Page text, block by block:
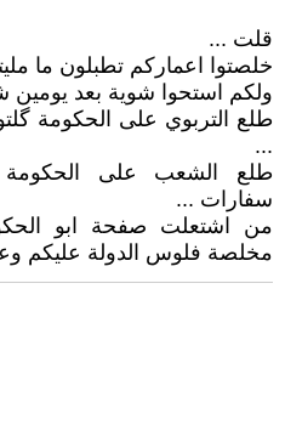
قلت ...
خلصتوا اعماركم تطبلون ما
ولكم استحوا شوية بعد يومين
طلع التربوي على الحكومة
...
طلع الشعب على الحكومة
سفارات ...
من اشتعلت صفحة ابو
مخلصة فلوس الدولة عليكم